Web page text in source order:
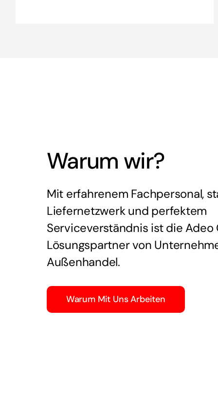
Warum wir?
Mit erfahrenem Fachpersonal,
Liefernetzwerk und perfektem
Serviceverständnis ist die Adeo
Lösungspartner von
Außenhandel.
Warum Mit Uns Arbeiten